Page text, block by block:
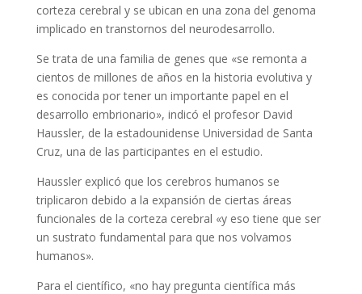
corteza cerebral y se ubican en una zona del genoma
implicado en transtornos del neurodesarrollo.
Se trata de una familia de genes que «se remonta a
cientos de millones de años en la historia evolutiva y
es conocida por tener un importante papel en el
desarrollo embrionario», indicó el profesor David
Haussler, de la estadounidense Universidad de Santa
Cruz, una de las participantes en el estudio.
Haussler explicó que los cerebros humanos se
triplicaron debido a la expansión de ciertas áreas
funcionales de la corteza cerebral «y eso tiene que ser
un sustrato fundamental para que nos volvamos
humanos».
Para el científico, «no hay pregunta científica más